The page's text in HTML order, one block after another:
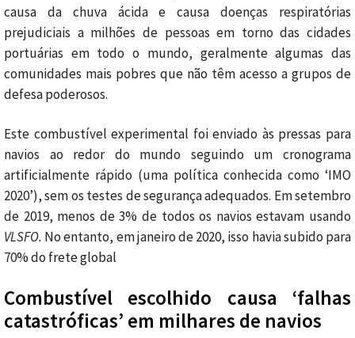
causa da chuva ácida e causa doenças respiratórias
prejudiciais a milhões de pessoas em torno das cidades
portuárias em todo o mundo, geralmente algumas das
comunidades mais pobres que não têm acesso a grupos de
defesa poderosos.
Este combustível experimental foi enviado às pressas para
navios ao redor do mundo seguindo um cronograma
artificialmente rápido (uma política conhecida como ‘IMO
2020’), sem os testes de segurança adequados. Em setembro
de 2019, menos de 3% de todos os navios estavam usando
VLSFO. No entanto, em janeiro de 2020, isso havia subido para
70% do frete global
Combustível escolhido causa ‘falhas
catastróficas’ em milhares de navios